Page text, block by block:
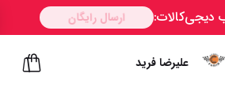
علیرضا فرید